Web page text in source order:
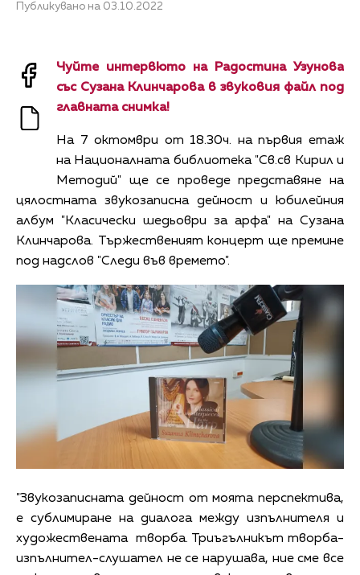
Публикувано на 03.10.2022
Чуйте интервюто на Радостина Узунова
със Сузана Клинчарова в звуковия файл под
главната снимка!
На 7 октомври от 18.30ч. на първия етаж
на Националната библиотека "Св.св Кирил и
Методий" ще се проведе представяне на
цялостната звукозаписна дейност и юбилейния
албум "Класически шедьоври за арфа" на Сузана
Клинчарова. Тържественият концерт ще премине
под надслов "Следи във времето".
"Звукозаписната дейност от моята перспектива,
е сублимиране на диалога между изпълнителя и
художествената творба. Триъгълникът творба-
изпълнител-слушател не се нарушава, ние сме все